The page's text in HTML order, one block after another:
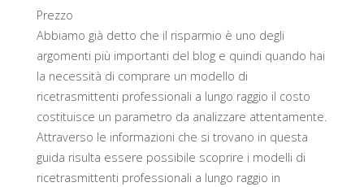
Prezzo
Abbiamo già detto che il risparmio è uno degli
argomenti più importanti del blog e quindi quando hai
la necessità di comprare un modello di
ricetrasmittenti professionali a lungo raggio il costo
costituisce un parametro da analizzare attentamente.
Attraverso le informazioni che si trovano in questa
guida risulta essere possibile scoprire i modelli di
ricetrasmittenti professionali a lungo raggio in